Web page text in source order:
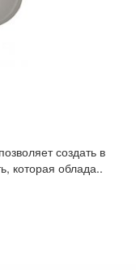
создать в
которая облада..